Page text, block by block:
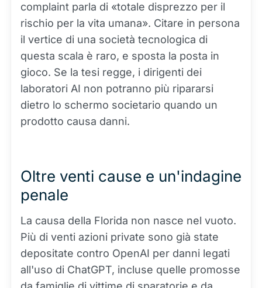
complaint parla di «totale disprezzo per il
rischio per la vita umana». Citare in persona
il vertice di una società tecnologica di
questa scala è raro, e sposta la posta in
gioco. Se la tesi regge, i dirigenti dei
laboratori AI non potranno più ripararsi
dietro lo schermo societario quando un
prodotto causa danni.
Oltre venti cause e un'indagine
penale
La causa della Florida non nasce nel vuoto.
Più di venti azioni private sono già state
depositate contro OpenAI per danni legati
all'uso di ChatGPT, incluse quelle promosse